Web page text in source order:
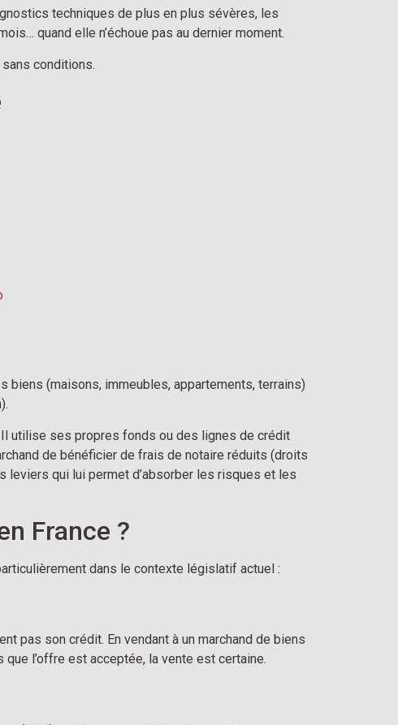
techniques de plus en plus sévères, les
quand elle n’échoue pas au dernier moment.
sans conditions.
biens (maisons, immeubles, appartements, terrains)
Il utilise ses propres fonds ou des lignes de crédit
de bénéficier de frais de notaire réduits (droits
leviers qui lui permet d’absorber les risques et les
France ?
dans le contexte législatif actuel :
pas son crédit. En vendant à un marchand de biens
que l’offre est acceptée, la vente est certaine.